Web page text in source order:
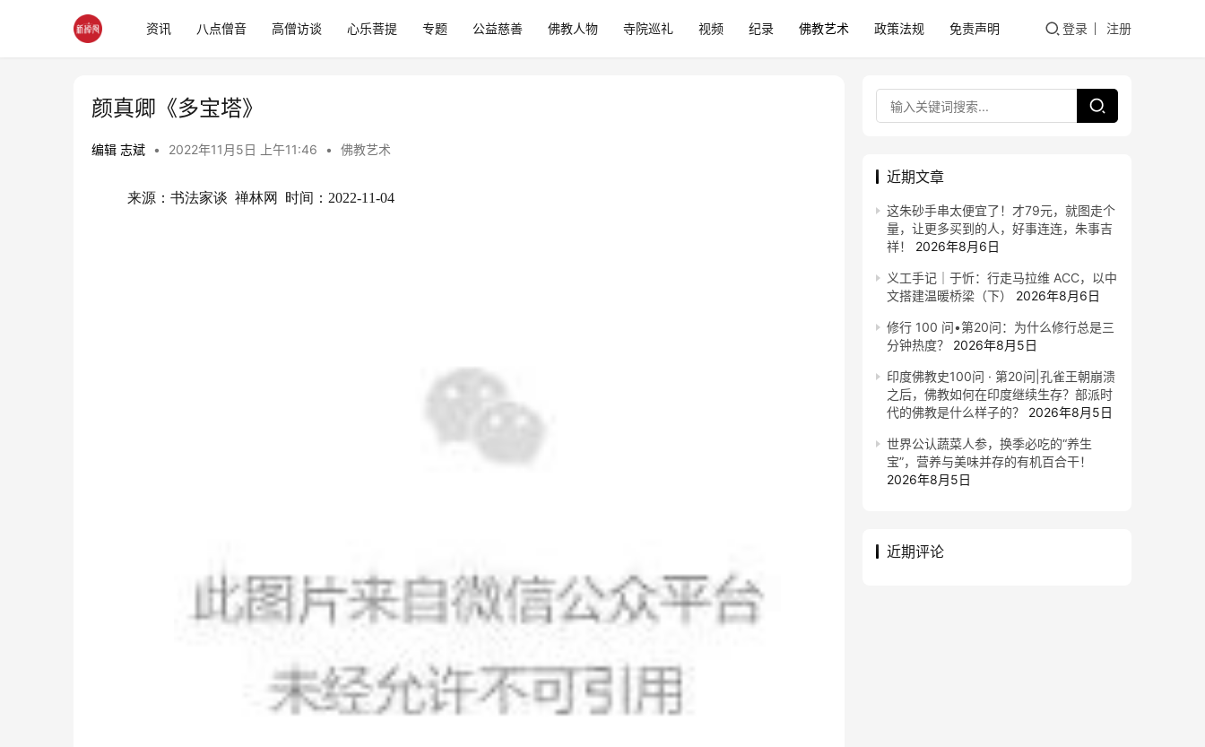
资讯 八点僧音 高僧访谈 心乐菩提 专题 公益慈善 佛教人物 寺院巡礼 视频 纪录 佛教艺术 政策法规 免责声明 登录 注册
颜真卿《多宝塔》
编辑 志斌 • 2022年11月5日 上午11:46 • 佛教艺术
来源：书法家谈  禅林网  时间：2022-11-04
近期文章
这朱砂手串太便宜了！才79元，就图走个
量，让更多买到的人，好事连连，朱事吉
祥！
2026年8月6日
义工手记｜于忻：行走马拉维 ACC，以中
文搭建温暖桥梁（下）
2026年8月6日
修行 100 问•第20问：为什么修行总是三
分钟热度？
2026年8月5日
印度佛教史100问 · 第20问|孔雀王朝崩溃
之后，佛教如何在印度继续生存？部派时
代的佛教是什么样子的？
2026年8月5日
世界公认蔬菜人参，换季必吃的“养生
宝”，营养与美味并存的有机百合干！
2026年8月5日
近期评论